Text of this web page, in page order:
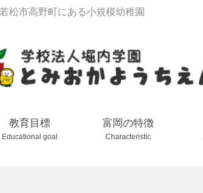
松市高野町にある小規模幼稚園
教育目標
Educational goal
富岡の特徴
Characteristic